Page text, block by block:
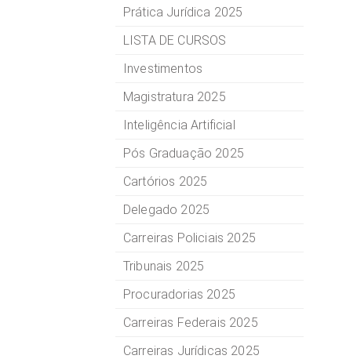
Prática Jurídica 2025
LISTA DE CURSOS
Investimentos
Magistratura 2025
Inteligência Artificial
Pós Graduação 2025
Cartórios 2025
Delegado 2025
Carreiras Policiais 2025
Tribunais 2025
Procuradorias 2025
Carreiras Federais 2025
Carreiras Jurídicas 2025